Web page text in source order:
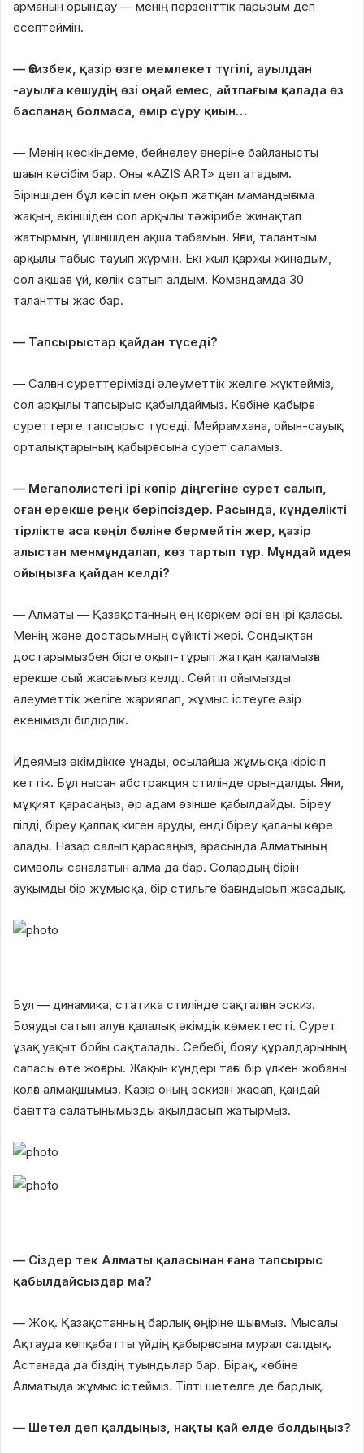
арманын орындау — менің перзенттік парызым деп
есептеймін.
— Әзизбек, қазір өзге мемлекет түгілі, ауылдан
-ауылға көшудің өзі оңай емес, айтпағым қалада өз
баспанаң болмаса, өмір сүру қиын…
— Менің кескіндеме, бейнелеу өнеріне байланысты
шағын кәсібім бар. Оны «AZIS ART» деп атадым.
Біріншіден бұл кәсіп мен оқып жатқан мамандығыма
жақын, екіншіден сол арқылы тәжірибе жинақтап
жатырмын, үшіншіден ақша табамын. Яғни, талантым
арқылы табыс тауып жүрмін. Екі жыл қаржы жинадым,
сол ақшаға үй, көлік сатып алдым. Командамда 30
талантты жас бар.
— Тапсырыстар қайдан түседі?
— Салған суреттерімізді әлеуметтік желіге жүктейміз,
сол арқылы тапсырыс қабылдаймыз. Көбіне қабырға
суреттерге тапсырыс түседі. Мейрамхана, ойын-сауық
орталықтарының қабырғасына сурет саламыз.
— Мегаполистегі ірі көпір діңгегіне сурет салып,
оған ерекше реңк беріпсіздер. Расында, күнделікті
тірлікте аса көңіл бөліне бермейтін жер, қазір
алыстан менмұндалап, көз тартып тұр. Мұндай идея
ойыңызға қайдан келді?
— Алматы — Қазақстанның ең көркем әрі ең ірі қаласы.
Менің және достарымның сүйікті жері. Сондықтан
достарымызбен бірге оқып-тұрып жатқан қаламызға
ерекше сый жасағымыз келді. Сөйтіп ойымызды
әлеуметтік желіге жариялап, жұмыс істеуге әзір
екенімізді білдірдік.
Идеямыз әкімдікке ұнады, осылайша жұмысқа кірісіп
кеттік. Бұл нысан абстракция стилінде орындалды. Яғни,
мұқият қарасаңыз, әр адам өзінше қабылдайды. Біреу
пілді, біреу қалпақ киген аруды, енді біреу қаланы көре
алады. Назар салып қарасаңыз, арасында Алматының
символы саналатын алма да бар. Солардың бірін
ауқымды бір жұмысқа, бір стильге бағындырып жасадық.
Бұл — динамика, статика стилінде сақталған эскиз.
Бояуды сатып алуға қалалық әкімдік көмектесті. Сурет
ұзақ уақыт бойы сақталады. Себебі, бояу құралдарының
сапасы өте жоғары. Жақын күндері тағы бір үлкен жобаны
қолға алмақшымыз. Қазір оның эскизін жасап, қандай
бағытта салатынымызды ақылдасып жатырмыз.
— Сіздер тек Алматы қаласынан ғана тапсырыс
қабылдайсыздар ма?
— Жоқ. Қазақстанның барлық өңіріне шығамыз. Мысалы
Ақтауда көпқабатты үйдің қабырғасына мурал салдық.
Астанада да біздің туындылар бар. Бірақ, көбіне
Алматыда жұмыс істейміз. Тіпті шетелге де бардық.
— Шетел деп қалдыңыз, нақты қай елде болдыңыз?